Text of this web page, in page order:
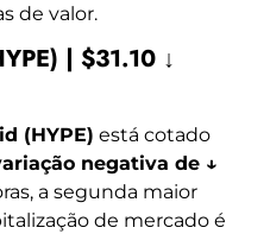
de valor.
| $31.10 ↓
(HYPE) está cotado
negativa de ↓
a segunda maior
de mercado é